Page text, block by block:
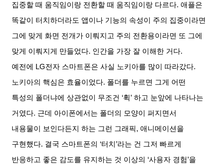
집중할 때 움직임이랑 전환할 때 움직임이랑 다르다.애플은
똑같이 터치하더라도 앱이나 기능의 속성이 주의 집중이라면
그에 맞게 화면 전개가 이뤄지고 주의 전환용이라면 또 그에
맞게 이뤄지게 만들었다. 인간을 가장 잘 이해한 거다.
예전에
LG전자 스마트폰은 사실 노키아를 많이 따라갔다.
노키아의 핵심은 효율이었다. 폴더를 누르면 그게 어떤
특성의 폴더냐에 상관없이 무조건 ‘휙’하고 눈앞에 나타나는
거였다. 근데 아이폰에서는 폴더의 모양이 퍼지면서
내용물이 보인다든지 하는 그런 그래픽,애니메이션을
구현했다. 결국 스마트폰의 ‘터치 ’라는 건 그저 빠르게
반응하고 좋은 감도를 유지하는 것 이상의 ‘사용자 경험’을